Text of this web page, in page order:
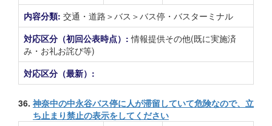
内容分類: 交通・道路＞バス＞バス停・バスターミナル
対応区分（初回公表時点）:情報提供その他(既に実施済
み・お礼お詫び等)
対応区分（最新）:
36. 神奈中の中永谷バス停に人が滞留していて危険なので、立
ち止まり禁止の表示をしてください